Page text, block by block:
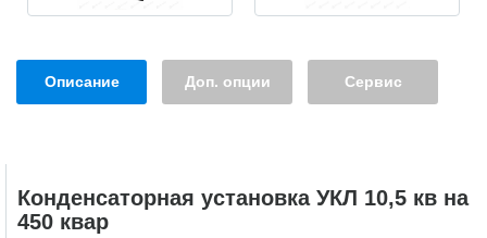
Описание Доп. опции Сервис
Конденсаторная установка УКЛ 10,5 кв на
450 квар